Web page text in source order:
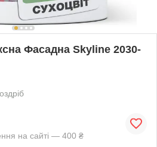
Фасадна Skyline 2030-
на сайті — 400 ₴